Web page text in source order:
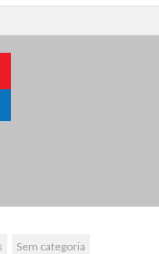
Sem categoria